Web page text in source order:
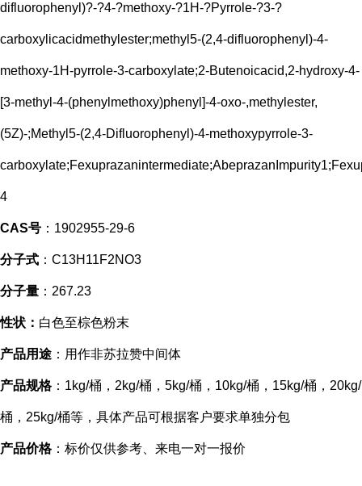
difluorophenyl)?-?4-?methoxy-?1H-?Pyrrole-?3-?
carboxylicacidmethylester;methyl5-(2,4-difluorophenyl)-4-
methoxy-1H-pyrrole-3-carboxylate;2-Butenoicacid,2-hydroxy-4-
[3-methyl-4-(phenylmethoxy)phenyl]-4-oxo-,methylester,
(5Z)-;Methyl5-(2,4-Difluorophenyl)-4-methoxypyrrole-3-
4
CAS号 ：1902955-29-6
分子式 ：C13H11F2NO3
分子量 ：267.23
性状： 白色至棕色粉末
产品用途 ：用作非苏拉赞中间体
产品规格：1kg/桶，2kg/桶，5kg/桶，10kg/桶，15kg/桶，20kg/
桶，25kg/桶等，具体产品可根据客户要求单独分包
产品价格：标价仅供参考、来电一对一报价